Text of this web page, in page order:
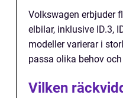
Volkswagen erbjuder
elbilar, inklusive ID.3,
modeller varierar i
passa olika behov och
Vilken